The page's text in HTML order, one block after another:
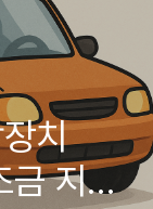
치
금 지원